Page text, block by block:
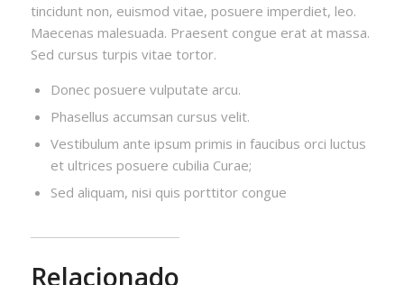
tincidunt non, euismod vitae, posuere imperdiet, leo.
Maecenas malesuada. Praesent congue erat at massa.
Sed cursus turpis vitae tortor.
Donec posuere vulputate arcu.
Phasellus accumsan cursus velit.
Vestibulum ante ipsum primis in faucibus orci luctus
et ultrices posuere cubilia Curae;
Sed aliquam, nisi quis porttitor congue
Relacionado